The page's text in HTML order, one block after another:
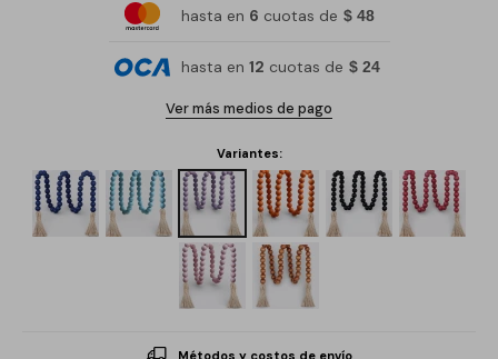
hasta en 6 cuotas de $ 48
hasta en 12 cuotas de $ 24
Ver más medios de pago
Variantes:
Métodos y costos de envío